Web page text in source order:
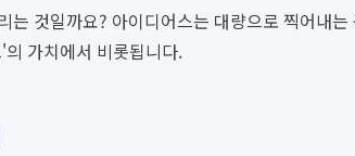
것일까요? 아이디어스는 대량으로 찍어내
가치에서 비롯됩니다.